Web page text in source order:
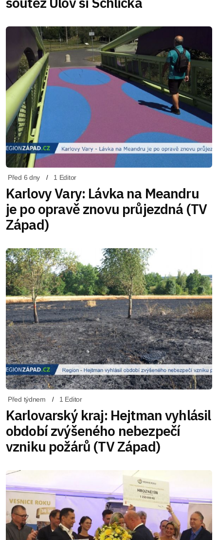
Před 6 dny 1 Editor
Karlovy Vary: Lávka na Meandru
je po opravě znovu průjezdná (TV
Západ)
Před týdnem 1 Editor
Karlovarský kraj: Hejtman vyhlásil
období zvýšeného nebezpečí
vzniku požárů (TV Západ)